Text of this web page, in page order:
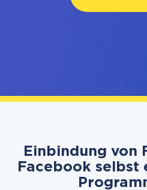
Einbindung von
Facebook selbst